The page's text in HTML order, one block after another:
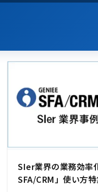
SIer業界の業務効率
SFA/CRM」使い方